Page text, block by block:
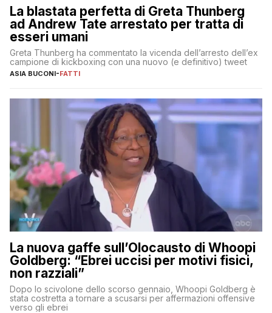
La blastata perfetta di Greta Thunberg
ad Andrew Tate arrestato per tratta di
esseri umani
Greta Thunberg ha commentato la vicenda dell’arresto dell’ex
campione di kickboxing con una nuovo (e definitivo) tweet
ASIA BUCONI-FATTI
La nuova gaffe sull’Olocausto di Whoopi
Goldberg: “Ebrei uccisi per motivi fisici,
non razziali”
Dopo lo scivolone dello scorso gennaio, Whoopi Goldberg è
stata costretta a tornare a scusarsi per affermazioni offensive
verso gli ebrei